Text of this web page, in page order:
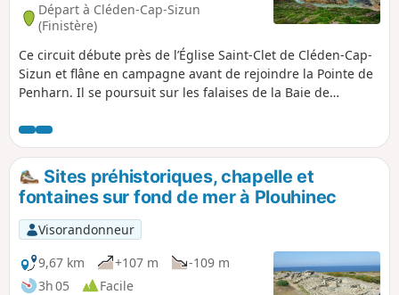
Départ à Cléden-Cap-Sizun
(Finistère)
Ce circuit débute près de l’Église Saint-Clet de Cléden-Cap-
Sizun et flâne en campagne avant de rejoindre la Pointe de
Penharn. Il se poursuit sur les falaises de la Baie de
Meur en passant par les pointes de Kerharno, de Brézellec
et la jolie petite Plage de Théolen. Le retour traverse des
villages pittoresques au riche patrimoine bâti par des
sentiers, des chemins d'exploitation et des petites routes
paisibles. Nota : ce parcours comporte quelques passages
délicats (voir Informations pratiques)
Sites préhistoriques, chapelle et
fontaines sur fond de mer à Plouhinec
Visorandonneur
9,67 km
+107 m
-109 m
3h 05
Facile